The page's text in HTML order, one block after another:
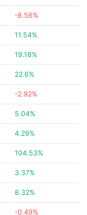
-8.56%
11.54%
19.18%
22.6%
-2.92%
5.04%
4.29%
104.53%
3.37%
8.32%
-0.49%